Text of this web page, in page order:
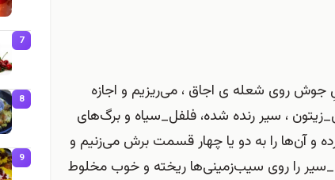
جوش روی شعله ی اجاق ، می‌ریزیم و اجازه
روغن_زیتون ، سیر رنده شده، فلفل_سیاه و برگ‌های
و آن‌ها را به دو یا چهار قسمت برش می‌زنیم و
را روی سیب‌زمینی‌ها ریخته و خوب مخلوط
7
8
9